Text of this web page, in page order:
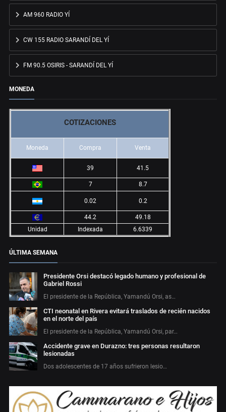
AM 960 RADIO YÍ
CW 155 RADIO SARANDÍ DEL YÍ
FM 90.5 OSIRIS - SARANDÍ DEL YÍ
MONEDA
COTIZACIONES
Moneda Compra Venta
39 41.5
7 8.7
0.02 0.2
44.2
49.18
Unidad
Indexada 6.6339
ÚLTIMA SEMANA
Presidente Orsi destacó legado humano y profesional de
Gabriel Rossi
El presidente de la República, Yamandú Orsi, as…
CTI neonatal en Rivera evitará traslados de recién nacidos
en el norte del país
El presidente de la República, Yamandú Orsi, par…
Accidente grave en Durazno: tres personas resultaron
lesionadas
Dos adolescentes de 17 años sufrieron lesio…